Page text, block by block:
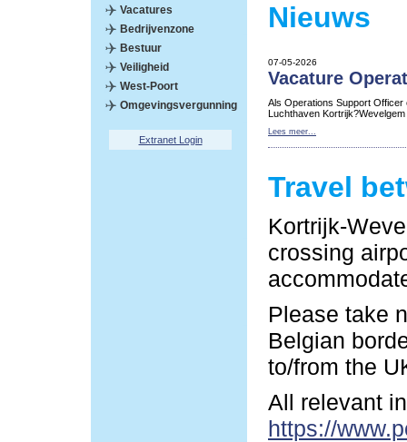
Vacatures
Bedrijvenzone
Bestuur
Veiligheid
West-Poort
Omgevingsvergunning
Extranet Login
Nieuws
07-05-2026
Vacature
Als Operations Support Officer
Luchthaven
Lees meer...
Travel
Kortrijk-
crossing
Please take
Belgian
to/from the
All relevant
https://